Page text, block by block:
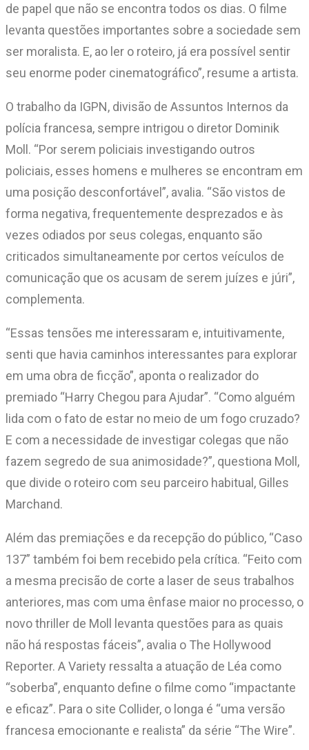
de papel que não se encontra todos os dias. O filme
levanta questões importantes sobre a sociedade sem
ser moralista. E, ao ler o roteiro, já era possível sentir
seu enorme poder cinematográfico”, resume a artista.
O trabalho da IGPN, divisão de Assuntos Internos da
polícia francesa, sempre intrigou o diretor Dominik
Moll. “Por serem policiais investigando outros
policiais, esses homens e mulheres se encontram em
uma posição desconfortável”, avalia. “São vistos de
forma negativa, frequentemente desprezados e às
vezes odiados por seus colegas, enquanto são
criticados simultaneamente por certos veículos de
comunicação que os acusam de serem juízes e júri”,
complementa.
“Essas tensões me interessaram e, intuitivamente,
senti que havia caminhos interessantes para explorar
em uma obra de ficção”, aponta o realizador do
premiado “Harry Chegou para Ajudar”. “Como alguém
lida com o fato de estar no meio de um fogo cruzado?
E com a necessidade de investigar colegas que não
fazem segredo de sua animosidade?”, questiona Moll,
que divide o roteiro com seu parceiro habitual, Gilles
Marchand.
Além das premiações e da recepção do público, “Caso
137” também foi bem recebido pela crítica. “Feito com
a mesma precisão de corte a laser de seus trabalhos
anteriores, mas com uma ênfase maior no processo, o
novo thriller de Moll levanta questões para as quais
não há respostas fáceis”, avalia o The Hollywood
Reporter. A Variety ressalta a atuação de Léa como
“soberba”, enquanto define o filme como “impactante
e eficaz”. Para o site Collider, o longa é “uma versão
francesa emocionante e realista” da série “The Wire”.